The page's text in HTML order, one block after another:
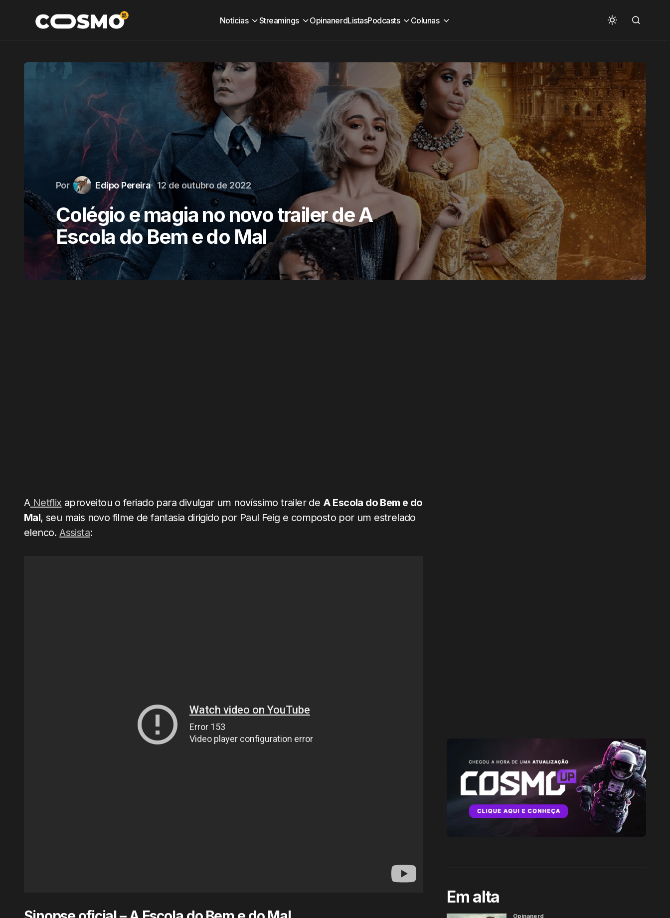
Notícias Streamings OpinanerdListasPodcasts Colunas
Por Edipo Pereira 12 de outubro de 2022
Colégio e magia no novo trailer de A
Escola do Bem e do Mal
ANetflix aproveitou o feriado para divulgar um novíssimo trailer de A Escola do Bem e do
Mal, seu mais novo filme de fantasia dirigido por Paul Feig e composto por um estrelado
elenco.Assista:
Em alta